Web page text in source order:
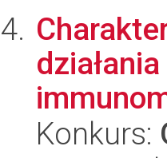
Konkurs: